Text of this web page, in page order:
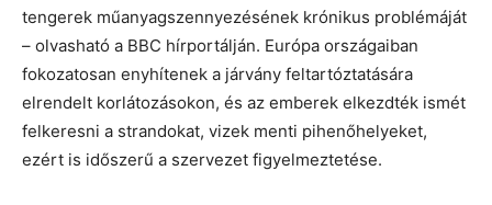
tengerek műanyagszennyezésének krónikus problémáját
– olvasható a BBC hírportálján. Európa országaiban
fokozatosan enyhítenek a járvány feltartóztatására
elrendelt korlátozásokon, és az emberek elkezdték ismét
felkeresni a strandokat, vizek menti pihenőhelyeket,
ezért is időszerű a szervezet figyelmeztetése.